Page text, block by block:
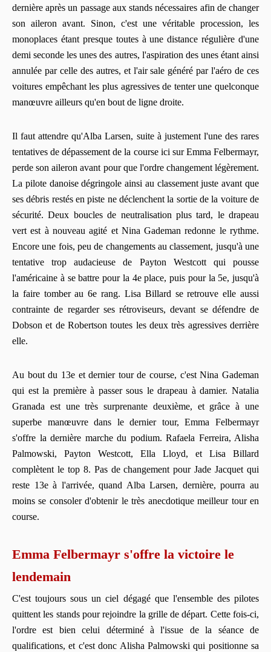
dernière après un passage aux stands nécessaires afin de changer
son aileron avant. Sinon, c'est une véritable procession, les
monoplaces étant presque toutes à une distance régulière d'une
demi seconde les unes des autres, l'aspiration des unes étant ainsi
annulée par celle des autres, et l'air sale généré par l'aéro de ces
voitures empêchant les plus agressives de tenter une quelconque
manœuvre ailleurs qu'en bout de ligne droite.
Il faut attendre qu'Alba Larsen, suite à justement l'une des rares
tentatives de dépassement de la course ici sur Emma Felbermayr,
perde son aileron avant pour que l'ordre changement légèrement.
La pilote danoise dégringole ainsi au classement juste avant que
ses débris restés en piste ne déclenchent la sortie de la voiture de
sécurité. Deux boucles de neutralisation plus tard, le drapeau
vert est à nouveau agité et Nina Gademan redonne le rythme.
Encore une fois, peu de changements au classement, jusqu'à une
tentative trop audacieuse de Payton Westcott qui pousse
l'américaine à se battre pour la 4e place, puis pour la 5e, jusqu'à
la faire tomber au 6e rang. Lisa Billard se retrouve elle aussi
contrainte de regarder ses rétroviseurs, devant se défendre de
Dobson et de Robertson toutes les deux très agressives derrière
elle.
Au bout du 13e et dernier tour de course, c'est Nina Gademan
qui est la première à passer sous le drapeau à damier. Natalia
Granada est une très surprenante deuxième, et grâce à une
superbe manœuvre dans le dernier tour, Emma Felbermayr
s'offre la dernière marche du podium. Rafaela Ferreira, Alisha
Palmowski, Payton Westcott, Ella Lloyd, et Lisa Billard
complètent le top 8. Pas de changement pour Jade Jacquet qui
reste 13e à l'arrivée, quand Alba Larsen, dernière, pourra au
moins se consoler d'obtenir le très anecdotique meilleur tour en
course.
Emma Felbermayr s'offre la victoire le
lendemain
C'est toujours sous un ciel dégagé que l'ensemble des pilotes
quittent les stands pour rejoindre la grille de départ. Cette fois-ci,
l'ordre est bien celui déterminé à l'issue de la séance de
qualifications, et c'est donc Alisha Palmowski qui positionne sa